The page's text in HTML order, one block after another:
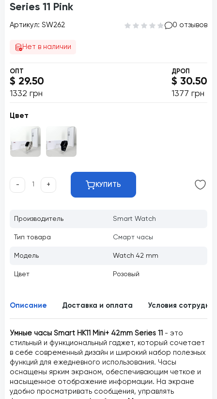
Series 11 Pink
Артикул: SW262 0 отзывов
Нет в наличии
ОПТ
$ 29.50
1332 грн
ДРОП
$ 30.50
1377 грн
Цвет
- + КУПИТЬ
Производитель Smart Watch
Тип товара Смарт часы
Модель Watch 42 mm
Цвет Розовый
Описание Доставка и оплата Условия
Умные часы Smart HK11 Mini+ 42mm Series 11 - это
стильный и функциональный гаджет, который сочетает
в себе современный дизайн и широкий набор полезных
функций для ежедневного использования. Часы
оснащены ярким экраном, обеспечивающим четкое и
насыщенное отображение информации. На экране
удобно просматривать сообщения, управлять